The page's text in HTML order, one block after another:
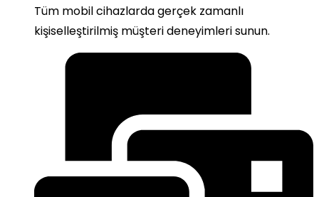
Tüm mobil cihazlarda gerçek zamanlı
kişiselleştirilmiş müşteri deneyimleri sunun.